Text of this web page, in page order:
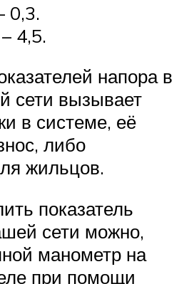
0,3.
4,5.
напора в
сети вызывает
в системе, её
либо
жильцов.
показатель
сети можно,
манометр на
при помощи